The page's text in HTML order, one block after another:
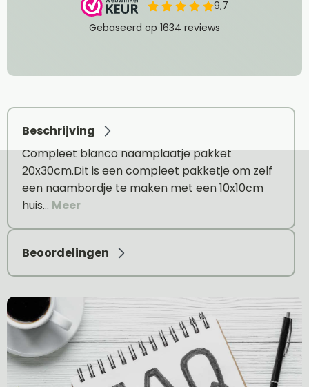
Beschrijving
Compleet blanco naamplaatje pakket
20x30cm.Dit is een compleet pakketje om zelf
een naambordje te maken met een 10x10cm
huis… Meer
Beoordelingen